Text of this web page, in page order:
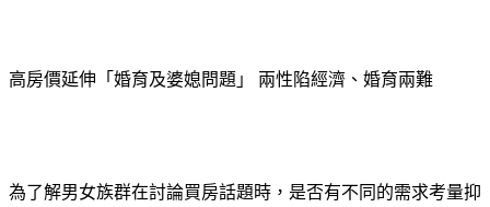
高房價延伸「婚育及婆媳問題」 兩性陷經濟、婚育兩難
為了解男女族群在討論買房話題時，是否有不同的需求考量抑